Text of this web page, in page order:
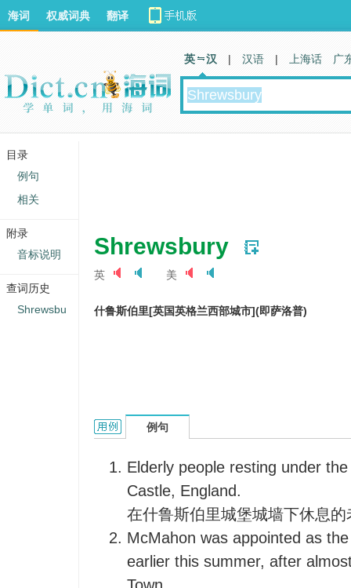
Shrewsbury
英 美
什鲁斯伯里[英国英格兰西部城市](即萨洛普)
Shrewsbury的用法和样例：
例句
Elderly people resting under
Castle, England.
在什鲁斯伯里城堡城墙下休息的
McMahon was appointed as
earlier this summer, after
海词 权威词典 翻译
英 汉 | 汉语 | 上海话 广
目录
例句
相关
附录
音标说明
查词历史
Shrewsbu